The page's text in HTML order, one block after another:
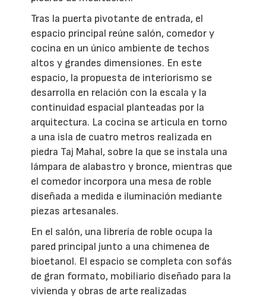
Tras la puerta pivotante de entrada, el
espacio principal reúne salón, comedor y
cocina en un único ambiente de techos
altos y grandes dimensiones. En este
espacio, la propuesta de interiorismo se
desarrolla en relación con la escala y la
continuidad espacial planteadas por la
arquitectura. La cocina se articula en torno
a una isla de cuatro metros realizada en
piedra Taj Mahal, sobre la que se instala una
lámpara de alabastro y bronce, mientras que
el comedor incorpora una mesa de roble
diseñada a medida e iluminación mediante
piezas artesanales.
En el salón, una librería de roble ocupa la
pared principal junto a una chimenea de
bioetanol. El espacio se completa con sofás
de gran formato, mobiliario diseñado para la
vivienda y obras de arte realizadas